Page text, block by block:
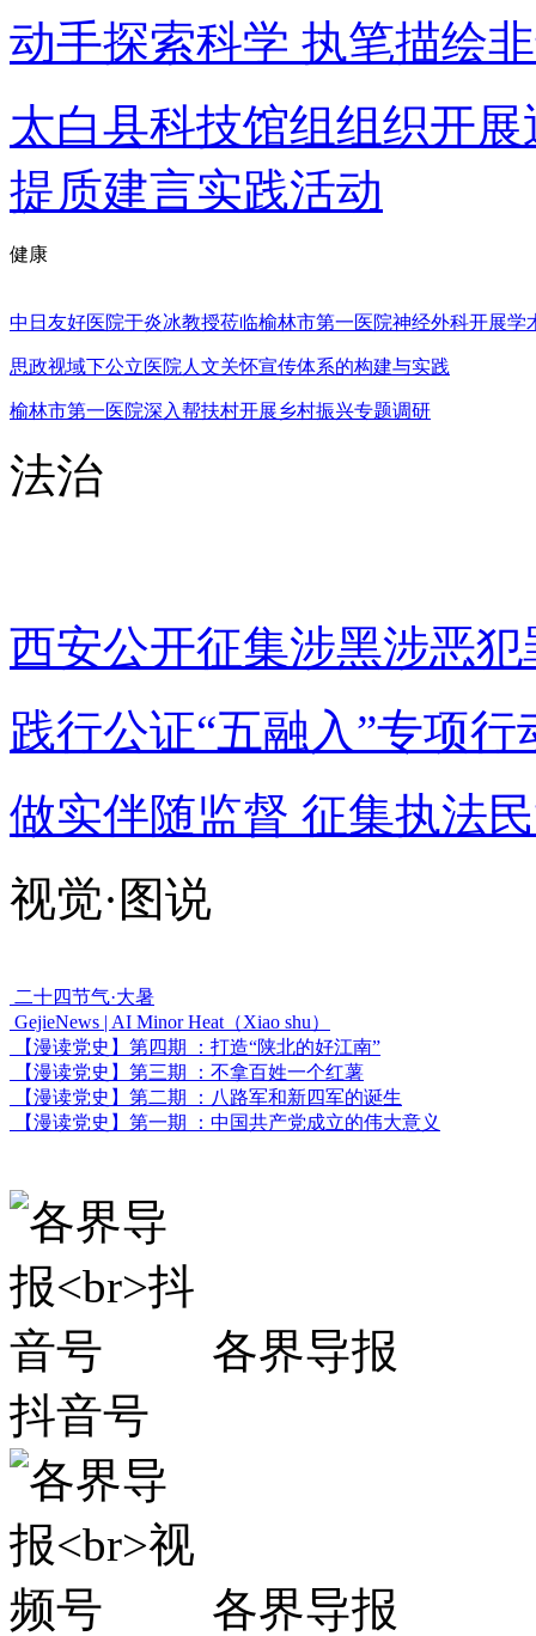
动手探索科学 执笔描绘
太白县科技馆组组织开
提质建言实践活动
健康
中日友好医院于炎冰教授莅临榆林市第一医院神经外科开展学
思政视域下公立医院人文关怀宣传体系的构建与实践
榆林市第一医院深入帮扶村开展乡村振兴专题调研
法治
西安公开征集涉黑涉恶犯
践行公证“五融入”专项
做实伴随监督 征集执法
视觉·图说
二十四节气·大暑
GejieNews | AI Minor Heat（Xiao shu）
【漫读党史】第四期 ：打造“陕北的好江南”
【漫读党史】第三期 ：不拿百姓一个红薯
【漫读党史】第二期 ：八路军和新四军的诞生
【漫读党史】第一期 ：中国共产党成立的伟大意义
各界导报
抖音号
各界导报